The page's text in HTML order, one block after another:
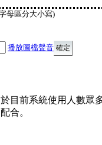
母區分大小寫)
播放圖檔聲音
目前系統使用人數眾
合。